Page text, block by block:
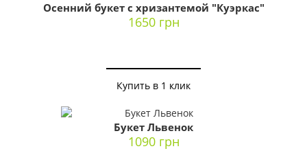
Осенний букет с хризантемой "Куэркас"
1650 грн
Купить в 1 клик
Букет Львенок
1090 грн